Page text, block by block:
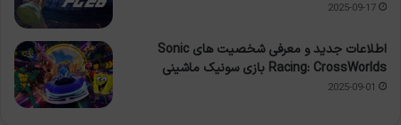
2025-09-17
اطلاعات جدید و معرفی شخصیت های Sonic
Racing: CrossWorlds بازی سونیک ماشینی
2025-09-01